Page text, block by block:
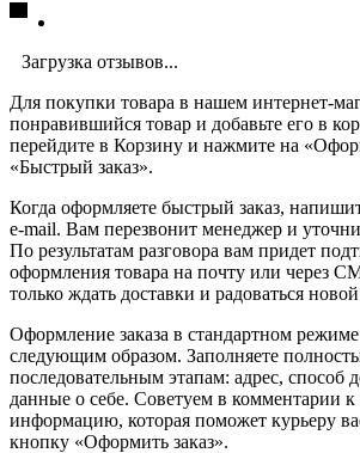
Загрузка отзывов...
Для покупки товара в нашем интернет-
понравившийся товар и добавьте его в
перейдите в Корзину и нажмите на
«Быстрый заказ».
Когда оформляете быстрый заказ,
e-mail. Вам перезвонит менеджер и
По результатам разговора вам придет
оформления товара на почту или через
только ждать доставки и радоваться
Оформление заказа в стандартном
следующим образом. Заполняете
последовательным этапам: адрес, способ
данные о себе. Советуем в комментарии к
информацию, которая поможет курьеру
кнопку «Оформить заказ».